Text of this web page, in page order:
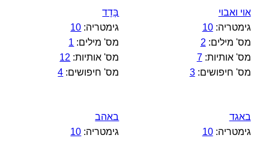
אױ ואבױ
גימטריה:10
מס' מילים: 2
מס' אותיות:7
מס' חיפושים:3
בָּדָד
גימטריה: 10
מס' מילים: 1
מס' אותיות: 12
מס' חיפושים: 4
באגד
גימטריה:10
באהב
גימטריה: 10